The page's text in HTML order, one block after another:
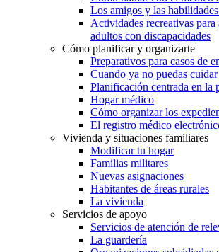
Los amigos y las
Actividades recreativas para
adultos con discapacidades
Cómo planificar y organizarte
Preparativos para casos de
Cuando ya no puedas
Planificación centrada en la
Hogar médico
Cómo organizar los
El registro médico
Vivienda y situaciones familiares
Modificar tu hogar
Familias militares
Nuevas asignaciones
Habitantes de áreas rurales
La vivienda
Servicios de apoyo
Servicios de atención de
La guardería